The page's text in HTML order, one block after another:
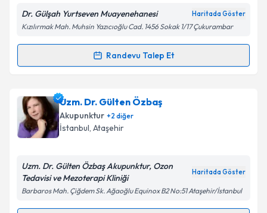
Kişisel verilerimin işlenmesine ilişkin
Aydınlatma
Metni'ni okudum ve kişisel verilerimin belirtilen
Dr. Gülşah Yurtseven Muayenehanesi Haritada Göster
Kızılırmak Mah. Muhsin Yazıcıoğlu Cad. 1456 Sokak 1/17 Çukurambar
Randevu Talep Et
Randevu Takvimi Talebi
Dr. Gülşah Yurtseveniçin randevu takvimi talebi
oluşturun. Size bu uzmandan randevu almanız için bir
takvim hazırlandığında e-posta ile bilgilendireceğiz.
Kişisel verilerimin işlenmesine ilişkinAydınlatma
Uzm. Dr. Gülten Özbaş
Akupunktur +2 diğer
İstanbul, Ataşehir
Uzm. Dr. Gülten Özbaş Akupunktur, Ozon
Tedavisi ve Mezoterapi Kliniği
Haritada Göster
Barbaros Mah. Çiğdem Sk. Ağaoğlu Equinox B2 No:51 Ataşehir/İstanbul